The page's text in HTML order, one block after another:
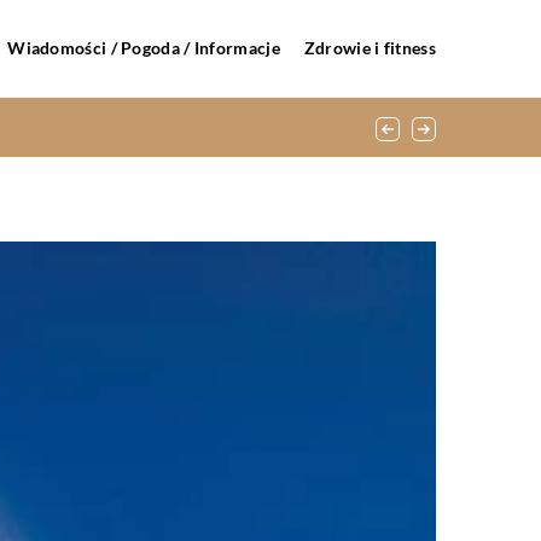
Wiadomości / Pogoda / Informacje Zdrowie i fitness